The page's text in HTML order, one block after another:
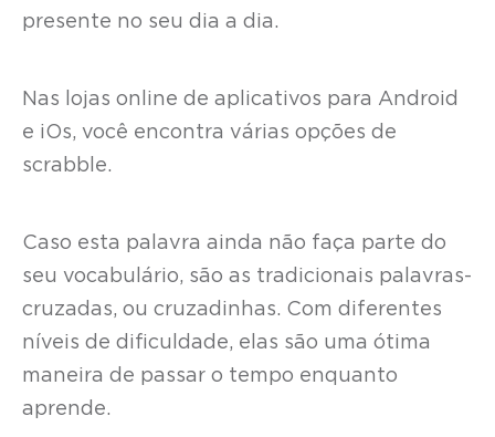
presente no seu dia a dia.
Nas lojas online de aplicativos para Android
e iOs, você encontra várias opções de
scrabble.
Caso esta palavra ainda não faça parte do
seu vocabulário, são as tradicionais palavras-
cruzadas, ou cruzadinhas. Com diferentes
níveis de dificuldade, elas são uma ótima
maneira de passar o tempo enquanto
aprende.